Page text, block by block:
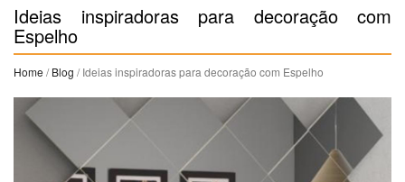
Ideias inspiradoras para decoração com
Espelho
Home /Blog / Ideias inspiradoras para decoração com Espelho